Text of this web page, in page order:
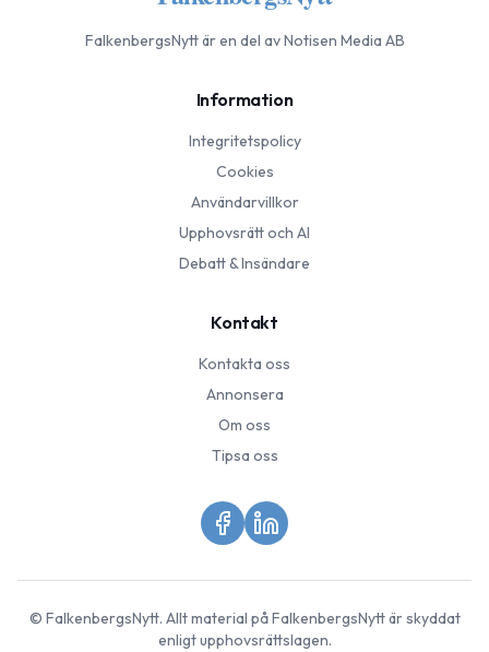
FalkenbergsNyttär en del av Notisen Media AB
Information
Integritetspolicy
Cookies
Användarvillkor
Upphovsrätt och AI
Debatt & Insändare
Kontakt
Kontakta oss
Annonsera
Om oss
Tipsa oss
© FalkenbergsNytt. Allt material påFalkenbergsNyttär skyddat
enligt upphovsrättslagen.